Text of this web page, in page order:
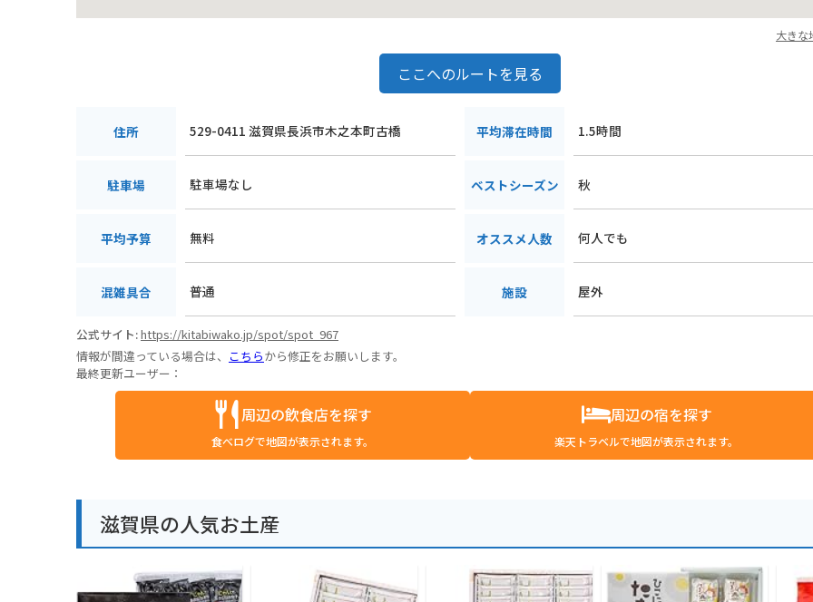
大きな
ここへのルートを見る
住所 529-0411 滋賀県長浜市木之本町古橋 平均滞在時間 1.5時間
駐車場 駐車場なし ベストシーズン 秋
平均予算 無料 オススメ人数 何人でも
混雑具合 普通 施設 屋外
公式サイト:https://kitabiwako.jp/spot/spot_967
情報が間違っている場合は、 こちらから修正をお願いします。
最終更新ユーザー：
周辺の飲食店を探す
食べログで地図が表示されます。
周辺の宿を探す
楽天トラベルで地図が表示されます。
滋賀県の人気お土産